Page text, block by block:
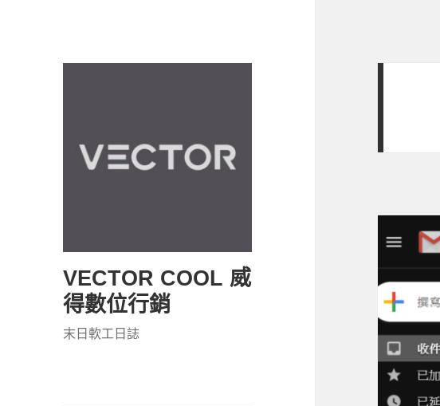
VECTOR COOL 威
得數位行銷
末日軟工日誌